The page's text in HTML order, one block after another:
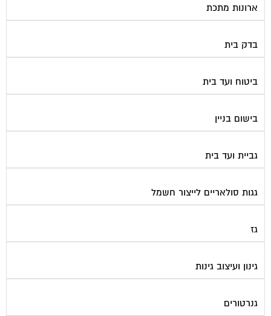
ארונות מתכת
בדק בית
ביטוח ועד בית
בישום בניין
גביית ועד בית
גגות סולאריים לייצור חשמל
גז
גינון ועיצוב גינות
גנרטורים